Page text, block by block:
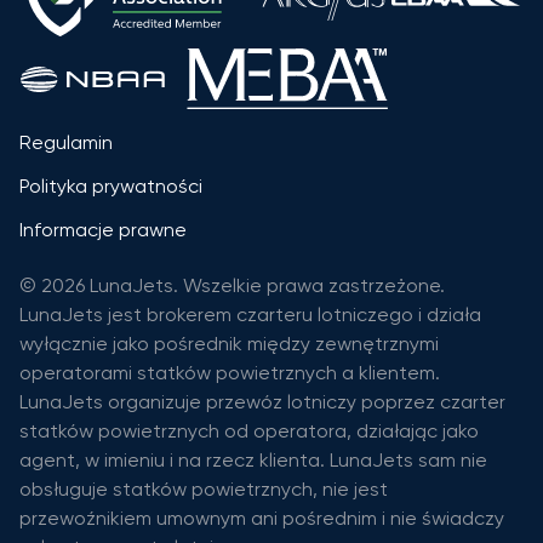
Regulamin
Polityka prywatności
Informacje prawne
© 2026 LunaJets. Wszelkie prawa zastrzeżone.
LunaJets jest brokerem czarteru lotniczego i działa
wyłącznie jako pośrednik między zewnętrznymi
operatorami statków powietrznych a klientem.
LunaJets organizuje przewóz lotniczy poprzez czarter
statków powietrznych od operatora, działając jako
agent, w imieniu i na rzecz klienta. LunaJets sam nie
obsługuje statków powietrznych, nie jest
przewoźnikiem umownym ani pośrednim i nie świadczy